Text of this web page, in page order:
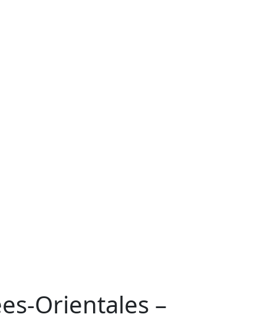
Orientales –